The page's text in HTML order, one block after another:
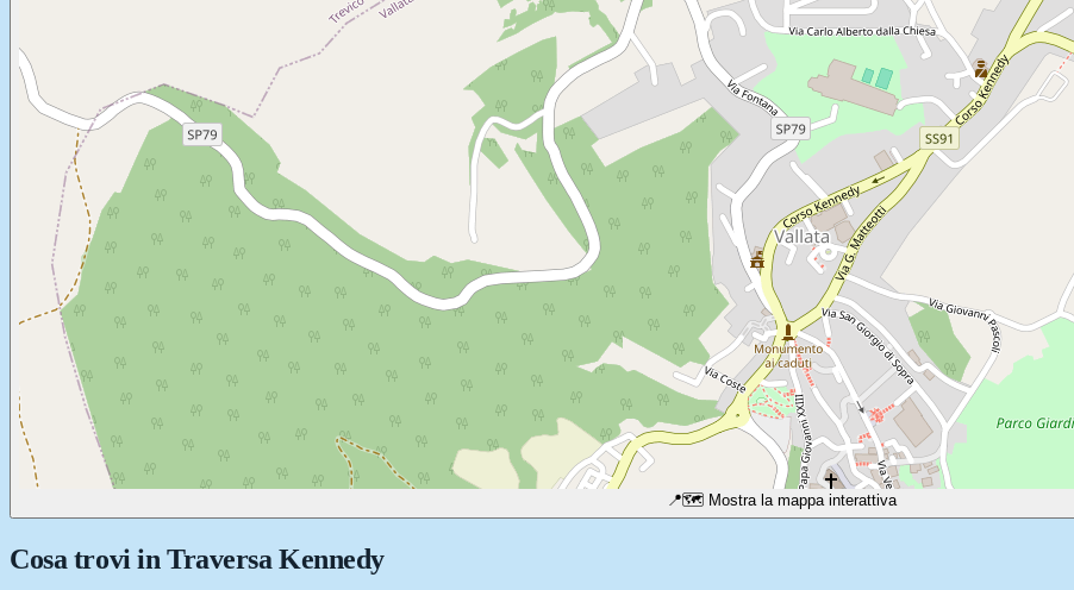
📍🗺️ Mostra la mappa interattiva
Cosa trovi in Traversa Kennedy